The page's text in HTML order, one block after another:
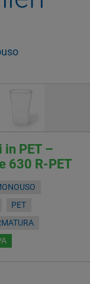
in PET –
630 R-PET
PET